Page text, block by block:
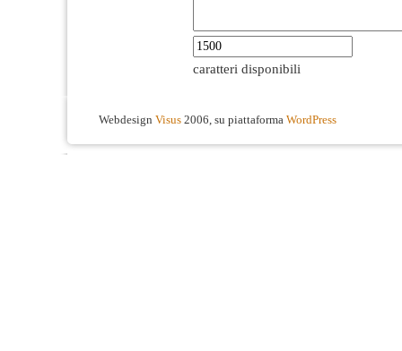
caratteri disponibili
Webdesign Visus 2006, su piattaforma WordPress